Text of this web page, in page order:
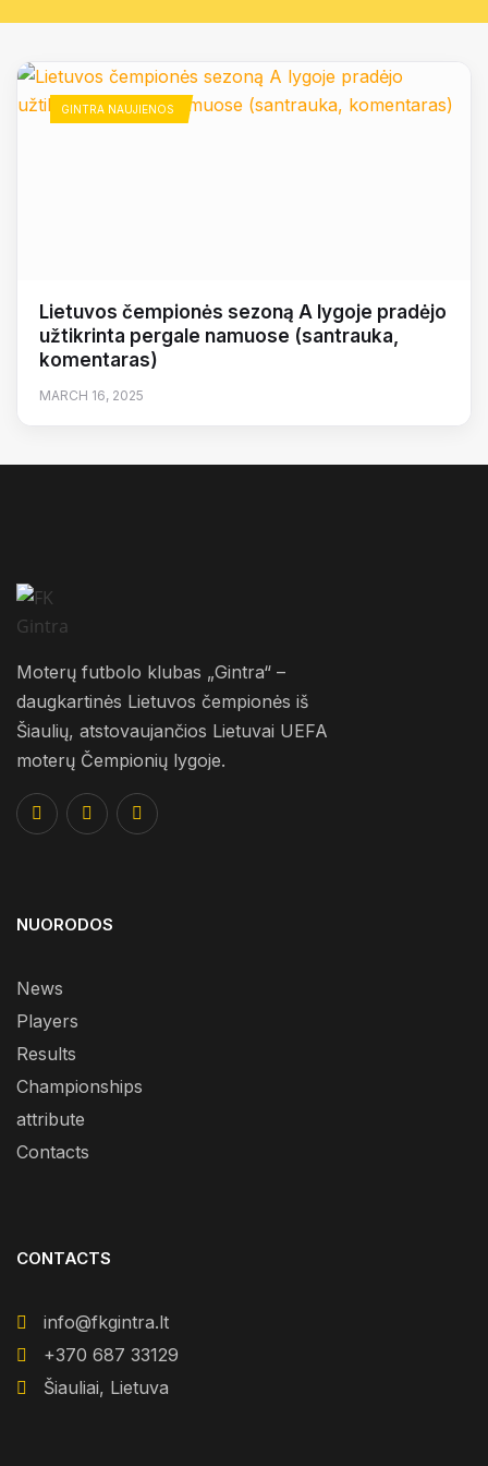
GINTRA NAUJIENOS
Lietuvos čempionės sezoną A lygoje pradėjo
užtikrinta pergale namuose (santrauka,
komentaras)
MARCH 16, 2025
Moterų futbolo klubas „Gintra“ –
daugkartinės Lietuvos čempionės iš
Šiaulių, atstovaujančios Lietuvai UEFA
moterų Čempionių lygoje.
NUORODOS
News
Players
Results
Championships
attribute
Contacts
CONTACTS
info@fkgintra.lt
+370 687 33129
Šiauliai, Lietuva